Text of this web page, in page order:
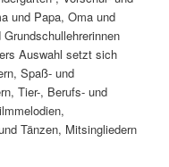
und Papa, Oma und
Auswahl setzt sich
Spaß- und
Tier-, Berufs- und
Tänzen, Mitsingliedern